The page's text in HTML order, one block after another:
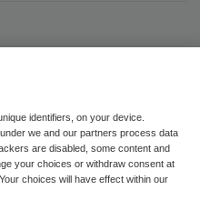
CIR
identifiers, on your device.
we and our partners process data
are disabled, some content and
your choices or withdraw consent at
choices will have effect within our